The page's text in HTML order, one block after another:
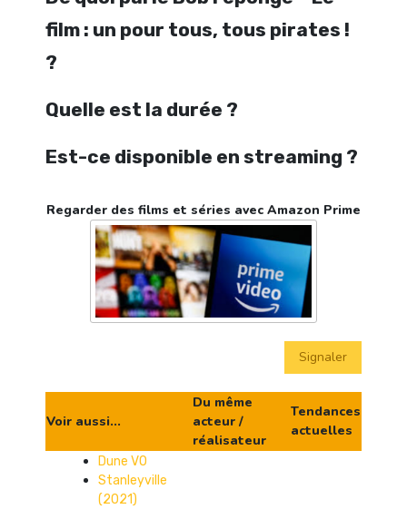
film : un pour tous, tous pirates !
?
Quelle est la durée ?
Est-ce disponible en streaming ?
Regarder des films et séries avec Amazon Prime
Signaler
Voir aussi...
Du même
acteur /
réalisateur
Tendances
actuelles
Dune VO
Stanleyville
(2021)